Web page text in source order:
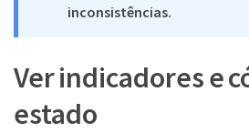
inconsistências.
Ver indicadores e
estado